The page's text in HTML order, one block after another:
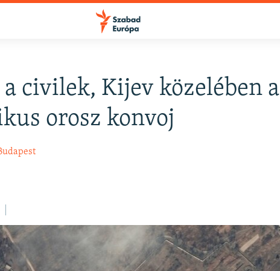
a civilek, Kijev közelében a
orosz konvoj
FELIRATKOZÁS